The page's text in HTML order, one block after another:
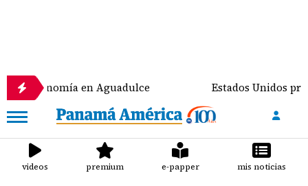
en Aguadulce Estados Unidos prevé
videos premium e-papper mis noticias